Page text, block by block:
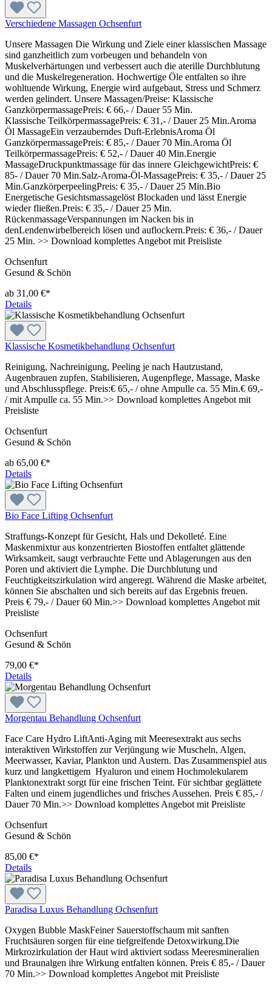
Verschiedene Massagen Ochsenfurt
Unsere Massagen Die Wirkung und Ziele einer klassischen Massage
sind ganzheitlich zum vorbeugen und behandeln von
Muskelverhärtungen und verbessert auch die aterille Durchblutung
und die Muskelregeneration. Hochwertige Öle entfalten so ihre
wohltuende Wirkung, Energie wird aufgebaut, Stress und Schmerz
werden gelindert. Unsere Massagen/Preise: Klassische
GanzkörpermassagePreis: € 66,- / Dauer 55 Min.
Klassische TeilkörpermassagePreis: € 31,- / Dauer 25 Min.Aroma
Öl MassageEin verzauberndes Duft-ErlebnisAroma Öl
GanzkörpermassagePreis: € 85,- / Dauer 70 Min.Aroma Öl
TeilkörpermassagePreis: € 52,- / Dauer 40 Min.Energie
MassageDruckpunktmassage für das innere GleichgewichtPreis: €
85- / Dauer 70 Min.Salz-Aroma-Öl-MassagePreis: € 35,- / Dauer 25
Min.GanzkörperpeelingPreis: € 35,- / Dauer 25 Min.Bio
Energetische Gesichtsmassagelöst Blockaden und lässt Energie
wieder fließen.Preis: € 35,- / Dauer 25 Min.
RückenmassageVerspannungen im Nacken bis in
denLendenwirbelbereich lösen und auflockern.Preis: € 36,- / Dauer
25 Min. >> Download komplettes Angebot mit Preisliste
Ochsenfurt
Gesund & Schön
ab 31,00 €*
Details
Klassische Kosmetikbehandlung Ochsenfurt
Reinigung, Nachreinigung, Peeling je nach Hautzustand,
Augenbrauen zupfen, Stabilisieren, Augenpflege, Massage, Maske
und Abschlusspflege. Preis:€ 65,- / ohne Ampulle ca. 55 Min.€ 69,-
/ mit Ampulle ca. 55 Min.>> Download komplettes Angebot mit
Preisliste
Ochsenfurt
Gesund & Schön
ab 65,00 €*
Details
Bio Face Lifting Ochsenfurt
Straffungs-Konzept für Gesicht, Hals und Dekolleté. Eine
Maskenmixtur aus konzentrierten Biostoffen entfaltet glättende
Wirksamkeit, saugt verbrauchte Fette und Ablagerungen aus den
Poren und aktiviert die Lymphe. Die Durchblutung und
Feuchtigkeitszirkulation wird angeregt. Während die Maske arbeitet,
können Sie abschalten und sich bereits auf das Ergebnis freuen.
Preis € 79,- / Dauer 60 Min.>> Download komplettes Angebot mit
Preisliste
Ochsenfurt
Gesund & Schön
79,00 €*
Details
Morgentau Behandlung Ochsenfurt
Face Care Hydro LiftAnti-Aging mit Meeresextrakt aus sechs
interaktiven Wirkstoffen zur Verjüngung wie Muscheln, Algen,
Meerwasser, Kaviar, Plankton und Austern. Das Zusammenspiel aus
kurz und langkettigem Hyaluron und einem Hochmolekularem
Planktonextrakt sorgt für eine frischen Teint. Für sichtbar geglättete
Falten und einem jugendliches und frisches Aussehen. Preis € 85,- /
Dauer 70 Min.>> Download komplettes Angebot mit Preisliste
Ochsenfurt
Gesund & Schön
85,00 €*
Details
Paradisa Luxus Behandlung Ochsenfurt
Oxygen Bubble MaskFeiner Sauerstoffschaum mit sanften
Fruchtsäuren sorgen für eine tiefgreifende Detoxwirkung.Die
Mirkrozirkulation der Haut wird aktiviert sodass Meeresmineralien
und Braunalgen ihre Wirkung entfalten können. Preis € 85,- / Dauer
70 Min.>> Download komplettes Angebot mit Preisliste